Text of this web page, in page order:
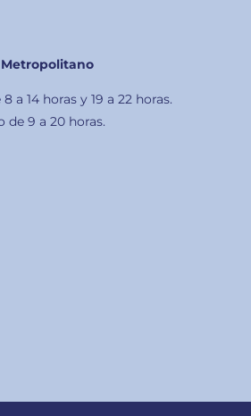
a 14 horas y 19 a 22 horas.
de 9 a 20 horas.